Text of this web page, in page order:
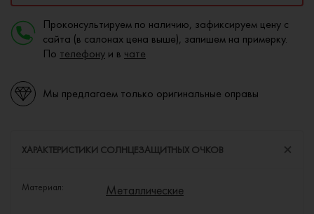
Проконсультируем по наличию, зафиксируем цену с
сайта (в салонах цена выше), запишем на примерку.
По телефону и в чате
Мы предлагаем только оригинальные оправы
ХАРАКТЕРИСТИКИ СОЛНЦЕЗАЩИТНЫХ ОЧКОВ
Материал: Металлические